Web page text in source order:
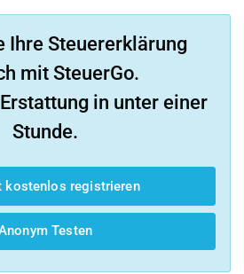
Ihre Steuererklärung
mit SteuerGo.
in unter einer
Stunde.
kostenlos registrieren
Testen